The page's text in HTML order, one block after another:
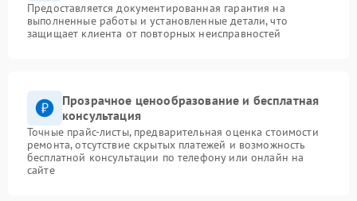
Предоставляется документированная гарантия на
выполненные работы и установленные детали, что
защищает клиента от повторных неисправностей
Прозрачное ценообразование и бесплатная
консультация
Точные прайс-листы, предварительная оценка стоимости
ремонта, отсутствие скрытых платежей и возможность
бесплатной консультации по телефону или онлайн на
сайте